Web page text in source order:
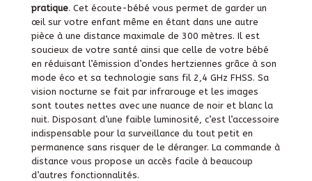
pratique. Cet écoute-bébé vous permet de garder un
œil sur votre enfant même en étant dans une autre
pièce à une distance maximale de 300 mètres. Il est
soucieux de votre santé ainsi que celle de votre bébé
en réduisant l’émission d’ondes hertziennes grâce à son
mode éco et sa technologie sans fil 2,4 GHz FHSS. Sa
vision nocturne se fait par infrarouge et les images
sont toutes nettes avec une nuance de noir et blanc la
nuit. Disposant d’une faible luminosité, c’est l’accessoire
indispensable pour la surveillance du tout petit en
permanence sans risquer de le déranger. La commande à
distance vous propose un accès facile à beaucoup
d’autres fonctionnalités.